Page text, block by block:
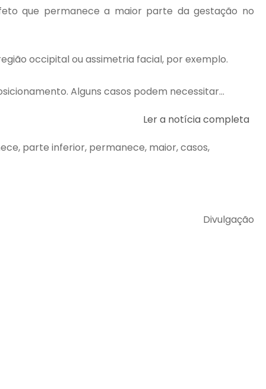
que permanece a maior parte da gestação no
occipital ou assimetria facial, por exemplo.
Alguns casos podem necessitar...
Ler a notícia completa
parte inferior, permanece, maior, casos,
Divulgação